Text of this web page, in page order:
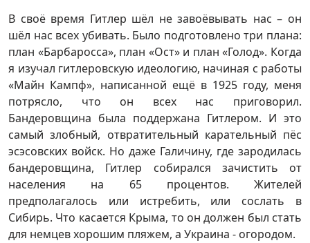
В своё время Гитлер шёл не завоёвывать нас – он
шёл нас всех убивать. Было подготовлено три плана:
план «Барбаросса», план «Ост» и план «Голод». Когда
я изучал гитлеровскую идеологию, начиная с работы
«Майн Кампф», написанной ещё в 1925 году, меня
потрясло, что он всех нас приговорил.
Бандеровщина была поддержана Гитлером. И это
самый злобный, отвратительный карательный пёс
эсэсовских войск. Но даже Галичину, где зародилась
бандеровщина, Гитлер собирался зачистить от
населения на 65 процентов. Жителей
предполагалось или истребить, или сослать в
Сибирь. Что касается Крыма, то он должен был стать
для немцев хорошим пляжем, а Украина - огородом.